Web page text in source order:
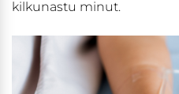
kilkunastu minut.